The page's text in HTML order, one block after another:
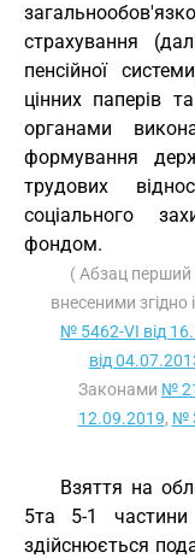
страхування
пенсійної
цінних паперів
органами
формування
трудових
соціального
фондом.
( Абзац перший
внесеними згідно
№ 5462-VI від
від
Законами №
12.09.2019, №
Взяття на
5та 5-1
здійснюється